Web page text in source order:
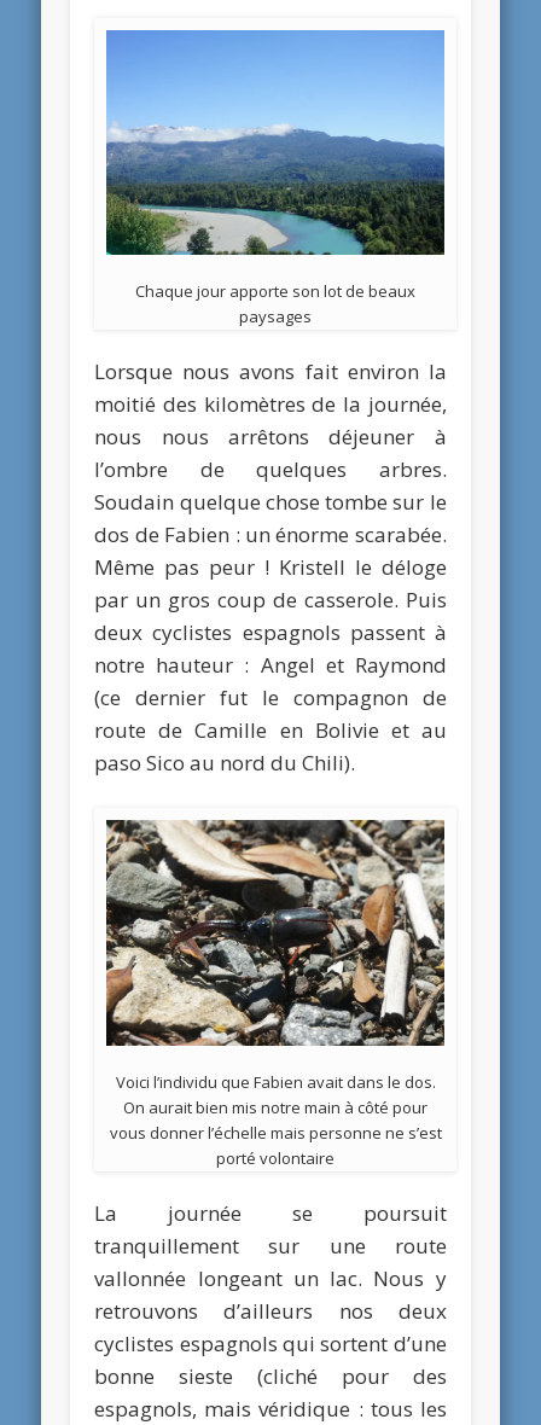
Chaque jour apporte son lot de beaux
paysages
Lorsque nous avons fait environ la
moitié des kilomètres de la journée,
nous nous arrêtons déjeuner à
l’ombre de quelques arbres.
Soudain quelque chose tombe sur le
dos de Fabien : un énorme scarabée.
Même pas peur ! Kristell le déloge
par un gros coup de casserole. Puis
deux cyclistes espagnols passent à
notre hauteur : Angel et Raymond
(ce dernier fut le compagnon de
route de Camille en Bolivie et au
paso Sico au nord du Chili).
Voici l’individu que Fabien avait dans le dos.
On aurait bien mis notre main à côté pour
vous donner l’échelle mais personne ne s’est
porté volontaire
La journée se poursuit
tranquillement sur une route
vallonnée longeant un lac. Nous y
retrouvons d’ailleurs nos deux
cyclistes espagnols qui sortent d’une
bonne sieste (cliché pour des
espagnols, mais véridique : tous les